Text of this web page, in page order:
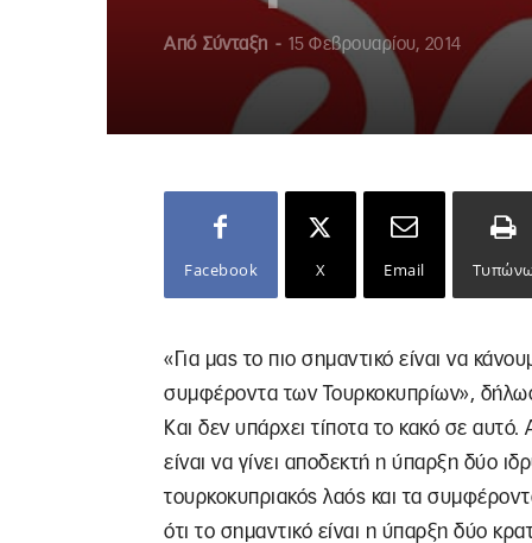
Από Σύνταξη - 15 Φεβρουαρίου, 2014
Facebook X Email
«Για μας το πιο σημαντικό είναι να
συμφέροντα των Τουρκοκυπρίων»,
Και δεν υπάρχει τίποτα το κακό σε
είναι να γίνει αποδεκτή η ύπαρξη δύο
τουρκοκυπριακός λαός και τα
ότι το σημαντικό είναι η ύπαρξη δύο